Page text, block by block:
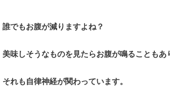
誰でもお腹が減りますよね？
美味しそうなものを見たらお腹が鳴ることもあ
それも自律神経が関わっています。